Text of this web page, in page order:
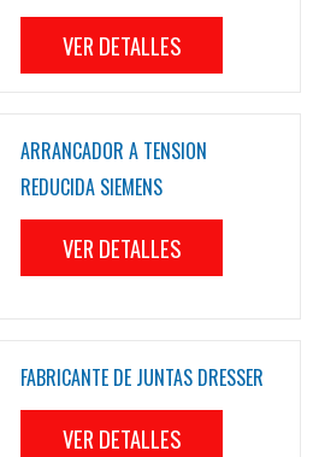
VER DETALLES
ARRANCADOR A TENSION
REDUCIDA SIEMENS
VER DETALLES
FABRICANTE DE JUNTAS DRESSER
VER DETALLES